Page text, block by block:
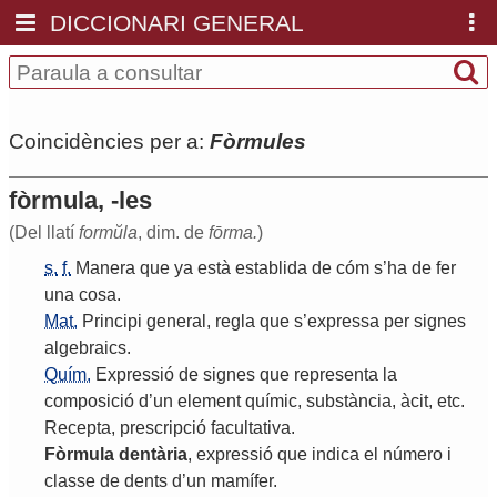
DICCIONARI GENERAL
Coincidències per a: Fòrmules
fòrmula, -les
(Del llatí formŭla, dim. de fōrma.)
s. f. Manera que ya està establida de cóm s’ha de fer
una cosa.
Mat. Principi general , regla que s’expressa per signes
algebraics.
Quím. Expressió de signes que representa la
composició d’un element químic, substància, àcit, etc.
Recepta, prescripció facultativa.
Fòrmula dentària, expressió que indica el número i
classe de dents d’un mamífer.